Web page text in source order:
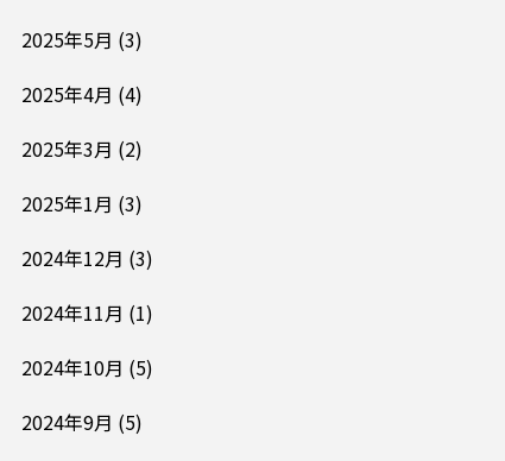
2025年5月 (3)
2025年4月 (4)
2025年3月 (2)
2025年1月 (3)
2024年12月 (3)
2024年11月 (1)
2024年10月 (5)
2024年9月 (5)